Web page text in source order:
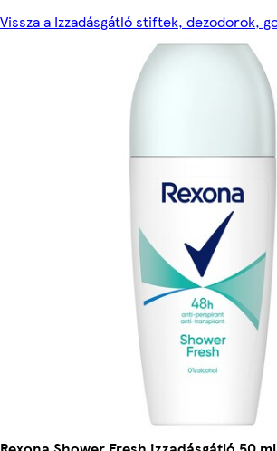
Vissza a Izzadásgátló stiftek, dezodorok,